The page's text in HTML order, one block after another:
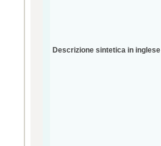
Descrizione sintetica in inglese